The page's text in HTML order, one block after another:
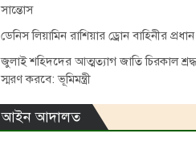
সান্তোস
ডেনিস লিয়ামিন রাশিয়ার ড্রোন বাহিনীর
জুলাই শহিদদের আত্মত্যাগ জাতি চিরকাল
স্মরণ করবে: ভূমিমন্ত্রী
আইন আদালত